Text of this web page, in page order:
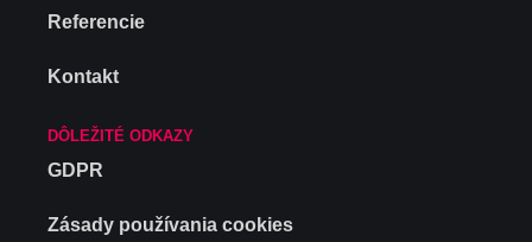
Referencie
Kontakt
DÔLEŽITÉ ODKAZY
GDPR
Zásady používania cookies